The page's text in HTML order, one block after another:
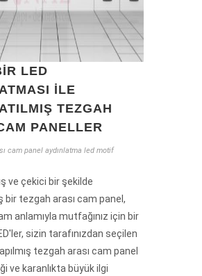
LED
İLE
TEZGAH
PANELLER
cam panel aydınlatma led motif
ve çekici bir şekilde
bir tezgah arası cam panel,
anlamıyla mutfağınız için bir
sizin tarafınızdan seçilen
tezgah arası cam panel
ve karanlıkta büyük ilgi